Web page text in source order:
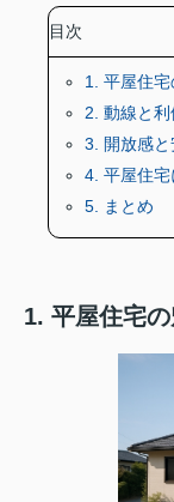
目次
1. 平屋住
2. 動線と利
3. 開放感
4. 平屋住
5. まとめ
1. 平屋住宅